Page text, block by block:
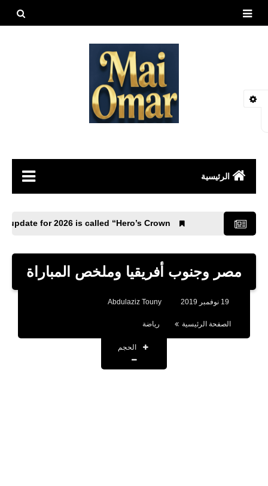
الرئيسية
طيور وحيوانات
تطبيقات
أقوال وحكم
4.4 update for 2026 is called “Hero’s Crown”.
مصر وجنوب أفريقيا وملخص المباراة
Abdulaziz Touny
الصفحة الرئيسية رياضة
الحجم